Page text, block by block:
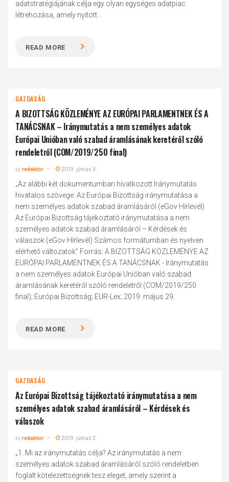
adatstratégiájának célja egy olyan egységes adatpiac
létrehozása, amely nyitott...
READ MORE
GAZDASÁG
A BIZOTTSÁG KÖZLEMÉNYE AZ EURÓPAI PARLAMENTNEK ÉS A
TANÁCSNAK – Iránymutatás a nem személyes adatok
Európai Unióban való szabad áramlásának keretéről szóló
rendeletről (COM/2019/250 final)
byredaktor 2019. június 3.
„Az alábbi két dokumentumban hivatkozott Iránymutatás
hivatalos szövege: Az Európai Bizottság iránymutatása a
nem személyes adatok szabad áramlásáról (eGov Hírlevél)
Az Európai Bizottság tájékoztató iránymutatása a nem
személyes adatok szabad áramlásáról – Kérdések és
válaszok (eGov Hírlevél) Számos formátumban és nyelven
elérhető változatok” Forrás: A BIZOTTSÁG KÖZLEMÉNYE AZ
EURÓPAI PARLAMENTNEK ÉS A TANÁCSNAK - Iránymutatás
a nem személyes adatok Európai Unióban való szabad
áramlásának keretéről szóló rendeletről (COM/2019/250
final); Európai Bizottság; EUR-Lex; 2019. május 29.
READ MORE
GAZDASÁG
Az Európai Bizottság tájékoztató iránymutatása a nem
személyes adatok szabad áramlásáról – Kérdések és
válaszok
byredaktor 2019. június 2.
„1. Mi az iránymutatás célja? Az iránymutatás a nem
személyes adatok szabad áramlásáról szóló rendeletben
foglalt kötelezettségnek tesz eleget, amely szerint a